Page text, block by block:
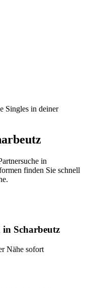
Singles in deiner
in
finden Sie schnell
in Scharbeutz
Nähe sofort